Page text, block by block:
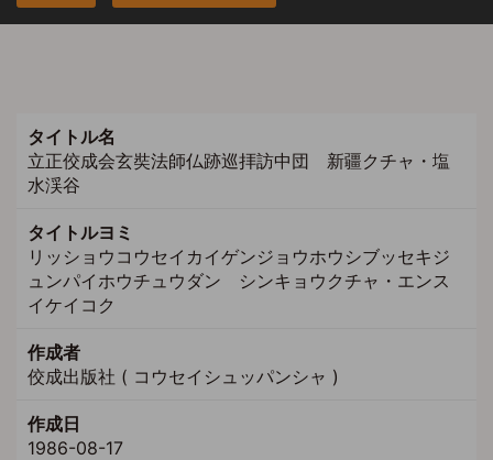
タイトル名
立正佼成会玄奘法師仏跡巡拝訪中団 新疆クチャ・塩
水渓谷
タイトルヨミ
リッショウコウセイカイゲンジョウホウシブッセキジ
ュンパイホウチュウダン シンキョウクチャ・エンス
イケイコク
作成者
佼成出版社 ( コウセイシュッパンシャ )
作成日
1986-08-17